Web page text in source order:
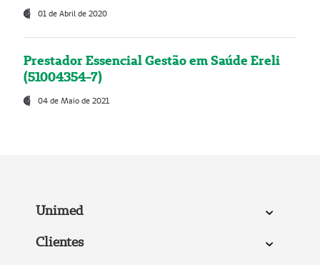
01 de Abril de 2020
Prestador Essencial Gestão em Saúde Ereli
(51004354-7)
04 de Maio de 2021
Unimed
Clientes